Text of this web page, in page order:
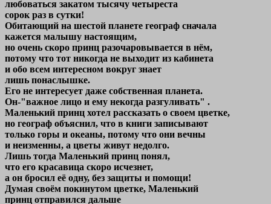
любоваться закатом тысячу четыреста
сорок раз в сутки!
Обитающий на шестой планете географ сначала
кажется малышу настоящим,
но очень скоро принц разочаровывается в нём,
потому что тот никогда не выходит из кабинета
и обо всем интересном вокруг знает
лишь понаслышке.
Его не интересует даже собственная планета.
Он-"важное лицо и ему некогда разгуливать" .
Маленький принц хотел рассказать о своем цветке,
но географ объяснил, что в книги записывают
только горы и океаны, потому что они вечны
и неизменны, а цветы живут недолго.
Лишь тогда Маленький принц понял,
что его красавица скоро исчезнет,
а он бросил её одну, без защиты и помощи!
Думая своём покинутом цветке, Маленький
принц отправился дальше